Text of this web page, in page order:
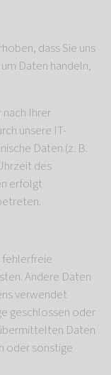
dass Sie uns
Daten handeln,
Ihrer
unsere IT-
Daten (z. B.
des
erfolgt
fehlerfreie
Andere Daten
verwendet
geschlossen oder
Daten
oder sonstige